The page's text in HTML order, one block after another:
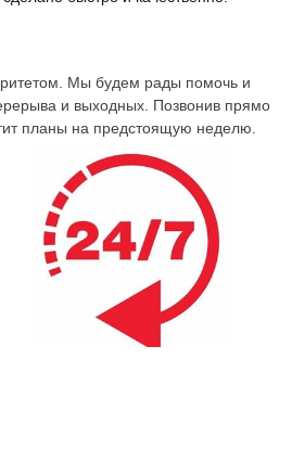
Мы будем рады помочь и
и выходных. Позвонив прямо
планы на предстоящую неделю.